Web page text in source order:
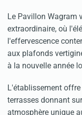
Le Pavillon Wagram
extraordinaire, où
l'effervescence
aux plafonds
à la nouvelle année
L'établissement
terrasses donnant
atmosphère unique